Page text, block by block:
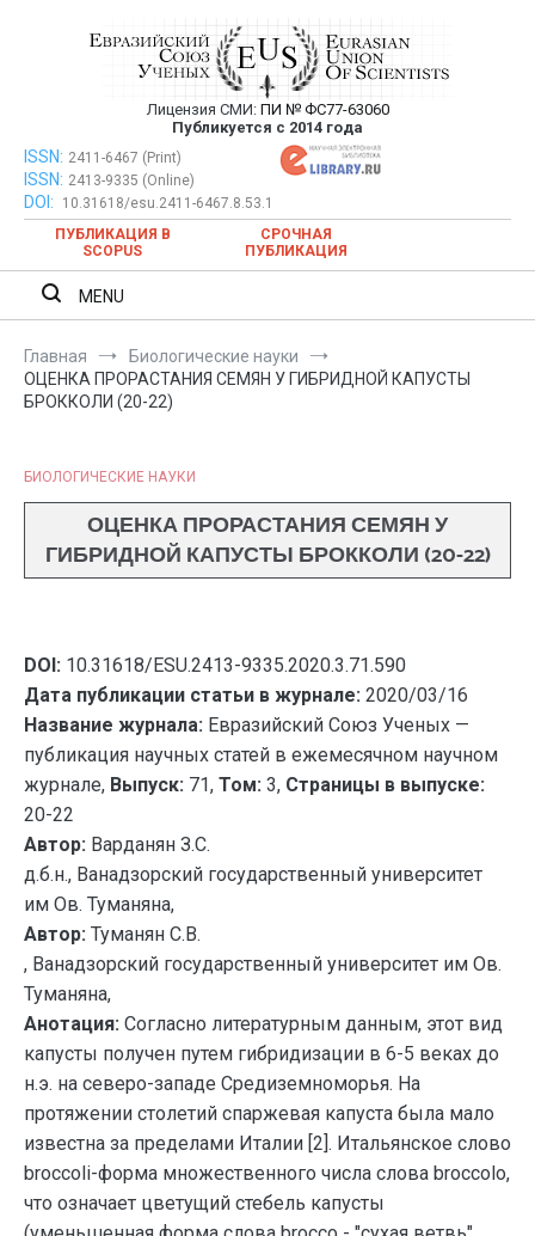
Евразийский Союз Ученых —
публикация научных статей в
ежемесячном научном журнале
Лицензия СМИ: ПИ № ФС77-63060
Публикуется с 2014 года
Евразийский Союз Ученых — публикация научных статей в
ежемесячном научном журнале
ISSN: 2411-6467 (Print)
ISSN: 2413-9335 (Online)
DOI:
10.31618/esu.2411-6467.8.53.1
ПУБЛИКАЦИЯ В
SCOPUS
СРОЧНАЯ
ПУБЛИКАЦИЯ
MENU
Главная
Биологические науки
ОЦЕНКА ПРОРАСТАНИЯ СЕМЯН У ГИБРИДНОЙ КАПУСТЫ
БРОККОЛИ (20-22)
БИОЛОГИЧЕСКИЕ НАУКИ
ОЦЕНКА ПРОРАСТАНИЯ СЕМЯН У
ГИБРИДНОЙ КАПУСТЫ БРОККОЛИ (20-22)
DOI: 10.31618/ESU.2413-9335.2020.3.71.590
Дата публикации статьи в журнале: 2020/03/16
Название журнала: Евразийский Союз Ученых —
публикация научных статей в ежемесячном научном
журнале, Выпуск: 71, Том: 3, Страницы в выпуске:
20-22
Автор: Варданян З.С.
д.б.н., Ванадзорский государственный университет
им Ов. Туманяна,
Автор: Туманян С.В.
, Ванадзорский государственный университет им Ов.
Туманяна,
Анотация: Согласно литературным данным, этот вид
капусты получен путем гибридизации в 6-5 веках до
н.э. на северо-западе Средиземноморья. На
протяжении столетий спаржевая капуста была мало
известна за пределами Италии [2]. Итальянское слово
broccoli-форма множественного числа слова broccolo,
что означает цветущий стебель капусты